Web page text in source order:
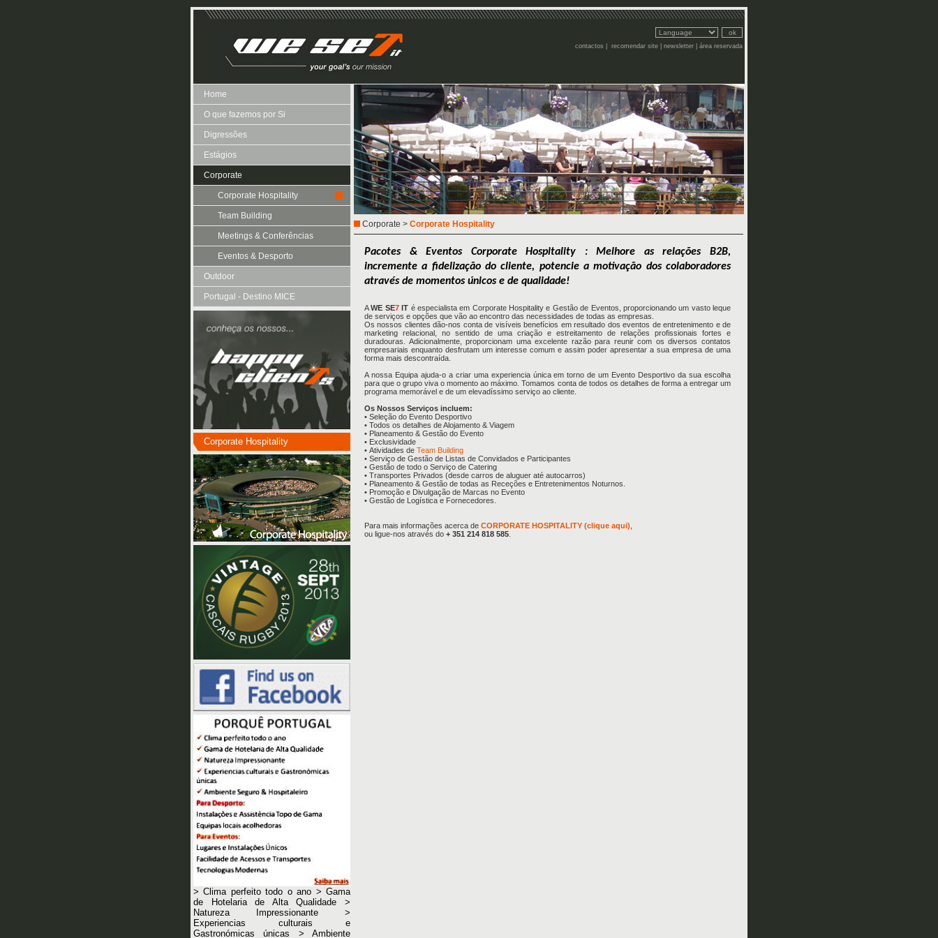
contactos recomendar site newsletter área reservada
Home
O que fazemos por Si
Digressões
Estágios
Corporate
Corporate Hospitality
Team Building
Meetings & Conferências
Eventos & Desporto
Outdoor
Portugal - Destino MICE
Corporate Hospitality
> Clima perfeito todo o ano > Gama
de Hotelaria de Alta Qualidade >
Natureza Impressionante >
Experiencias culturais e
Gastronómicas únicas > Ambiente
Corporate > Corporate Hospitality
Pacotes & Eventos Corporate Hospitality : Melhore as relações B2B,
incremente a fidelização do cliente, potencie a motivação dos colaboradores
através de momentos únicos e de qualidade!
AWE SE7IT é especialista em Corporate Hospitality e Gestão de Eventos, proporcionando um vasto leque
de serviços e opções que vão ao encontro das necessidades de todas as empresas.
Os nossos clientes dão-nos conta de visíveis benefícios em resultado dos eventos de entretenimento e de
marketing relacional, no sentido de uma criação e estreitamento de relações profissionais fortes e
duradouras. Adicionalmente, proporcionam uma excelente razão para reunir com os diversos contatos
empresariais enquanto desfrutam um interesse comum e assim poder apresentar a sua empresa de uma
forma mais descontraída.
A nossa Equipa ajuda-o a criar uma experiencia única em torno de um Evento Desportivo da sua escolha
para que o grupo viva o momento ao máximo. Tomamos conta de todos os detalhes de forma a entregar um
programa memorável e de um elevadíssimo serviço ao cliente.
Os Nossos Serviços incluem:
• Seleção do Evento Desportivo
• Todos os detalhes de Alojamento & Viagem
• Planeamento & Gestão do Evento
• Exclusividade
• Atividades de Team Building
• Serviço de Gestão de Listas de Convidados e Participantes
• Gestão de todo o Serviço de Catering
• Transportes Privados (desde carros de aluguer até autocarros)
• Planeamento & Gestão de todas as Receções e Entretenimentos Noturnos.
• Promoção e Divulgação de Marcas no Evento
• Gestão de Logística e Fornecedores.
Para mais informações acerca de CORPORATE HOSPITALITY (clique aqui)
ou ligue-nos através do + 351 214 818 585